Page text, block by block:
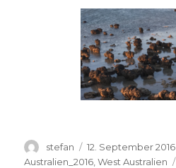
Autor
stefan
Veröffentlicht
am
12. September 2016
Australien_2016 ,West Australien